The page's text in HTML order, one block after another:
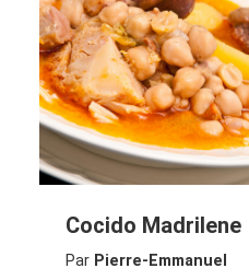
Cocido Madrilene
Par Pierre-Emmanuel